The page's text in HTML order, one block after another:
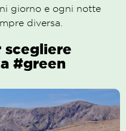
giorno e ogni notte
diversa.
#green